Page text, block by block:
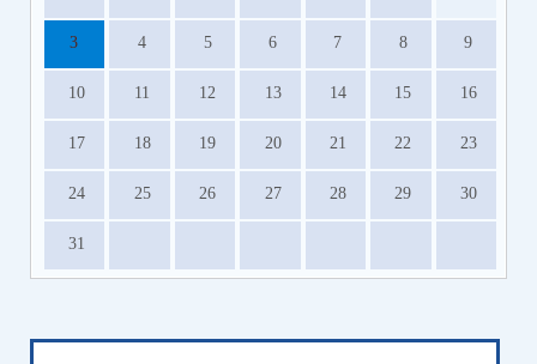
3 4 5 6 7 8 9
10 11 12 13 14 15 16
17 18 19 20 21 22 23
24 25 26 27 28 29 30
31